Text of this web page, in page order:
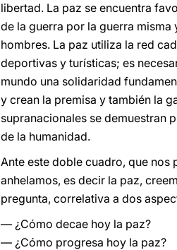
libertad. La paz se encuentra
de la guerra por la guerra
hombres. La paz utiliza la red
deportivas y turísticas; es
mundo una solidaridad
y crean la premisa y también la
supranacionales se demuestran
de la humanidad.
Ante este doble cuadro, que nos
anhelamos, es decir la paz,
pregunta, correlativa a dos
— ¿Cómo decae hoy la paz?
— ¿Cómo progresa hoy la paz?